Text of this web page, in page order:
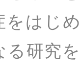
をはじ
る研究